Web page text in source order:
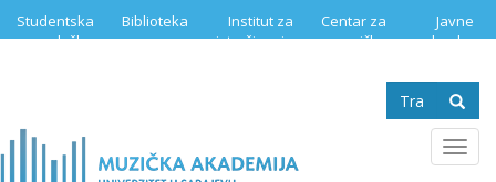
Studentska
služba
Biblioteka
Institut za
istraživanje
Centar za
muzičku
Javne
nabavke
Search
form